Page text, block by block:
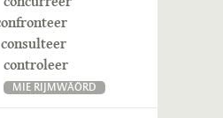
consulteer
controleer
MIE RIJMWÄÖRD